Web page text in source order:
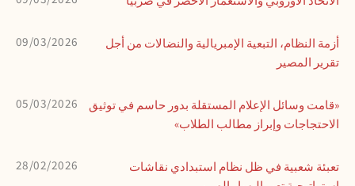
09/03/2026
أزمة النظام، التبعية الإمبريالية والنضالات من أجل
تقرير المصير
05/03/2026
«قامت وسائل الإعلام المستقلة بدور حاسم في توثيق
الاحتجاجات وإبراز مطالب الطلاب»
28/02/2026
تعبئة شعبية في ظل نظام استبدادي نقاشات